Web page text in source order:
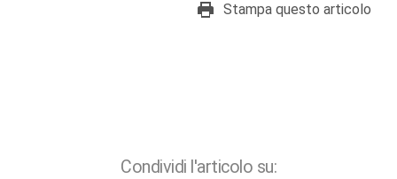
Stampa questo articolo
Condividi l'articolo su: